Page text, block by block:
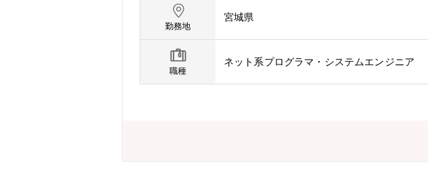
ypeScript・データベース：MySQL・インフラ：AWS, GCP,
構成：アプリ開発エンジニアとしては１名目ですが、困った
k Proを支給いたします。・残業時間：当社は全社的に残業を
イブリッドワークの導入など個々のニーズに合わせた働き方
入、オンライン研修やチームビルディングによる一体感の醸
織全体の生産性向上を目指します。・個々の能力を最大限に
勤務地
宮城県
職種
ネット系プログラマ・システムエンジニア